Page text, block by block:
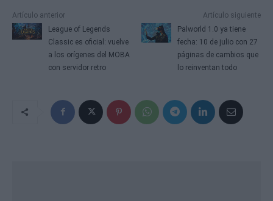
Artículo anterior
League of Legends
Classic es oficial: vuelve
a los orígenes del MOBA
con servidor retro
Artículo siguiente
Palworld 1.0 ya tiene
fecha: 10 de julio con 27
páginas de cambios que
lo reinventan todo